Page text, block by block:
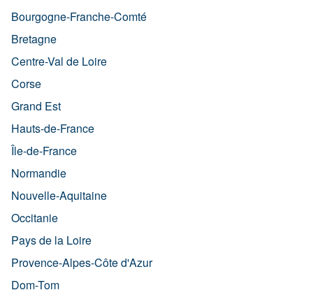
Bourgogne-Franche-Comté
Bretagne
Centre-Val de Loire
Corse
Grand Est
Hauts-de-France
Île-de-France
Normandie
Nouvelle-Aquitaine
Occitanie
Pays de la Loire
Provence-Alpes-Côte d'Azur
Dom-Tom